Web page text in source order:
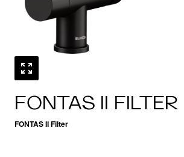
FONTAS II FILTER
FONTAS II Filter
1 /0